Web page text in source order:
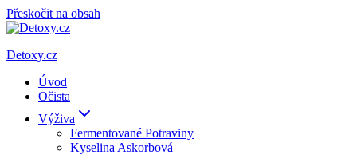
Přeskočit na obsah
Detoxy.cz
Úvod
Očista
Výživa
Fermentované Potraviny
Kyselina Askorbová